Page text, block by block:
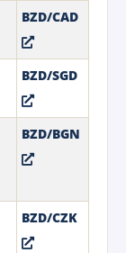
BZD/CAD
BZD/SGD
BZD/BGN
BZD/CZK